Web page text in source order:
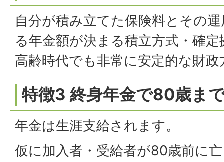
自分が積み立てた保険料とその
る年金額が決まる積立方式・確
高齢時代でも非常に安定的な財
特徴3 終身年金で80歳ま
年金は生涯支給されます。
仮に加入者・受給者が80歳前に